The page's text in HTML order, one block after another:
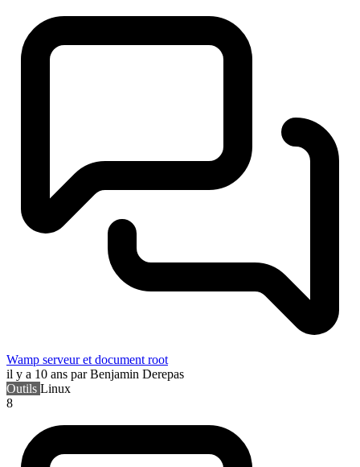
Wamp serveur et document root
il y a 10 ans par Benjamin Derepas
Outils Linux
8